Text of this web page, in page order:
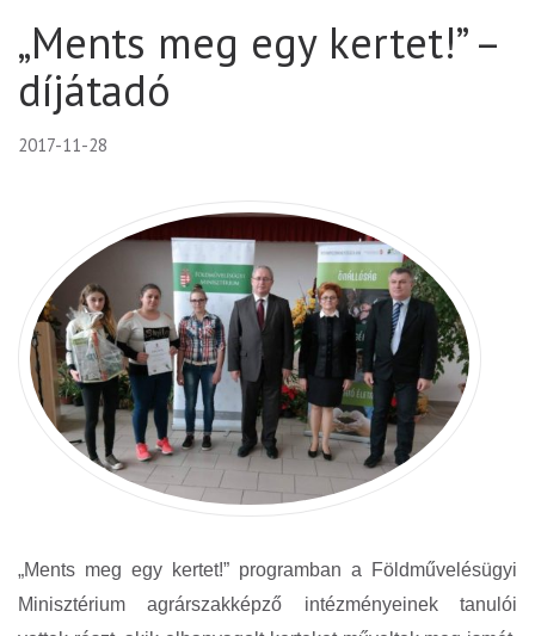
„Ments meg egy kertet!” –
díjátadó
2017-11-28
„Ments meg egy kertet!” programban a Földművelésügyi
Minisztérium agrárszakképző intézményeinek tanulói